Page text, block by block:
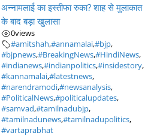
अन्नामलाई का इस्तीफा रुका? शाह से मुलाकात
के बाद बड़ा खुलासा
0views
#amitshah,#annamalai,#bjp,
#bjpnews,#BreakingNews,#HindiNews,
#indianews,#indianpolitics,#insidestory,
#kannamalai,#latestnews,
#narendramodi,#newsanalysis,
#PoliticalNews,#politicalupdates,
#samvad,#tamilnadubjp,
#tamilnadunews,#tamilnadupolitics,
#vartaprabhat